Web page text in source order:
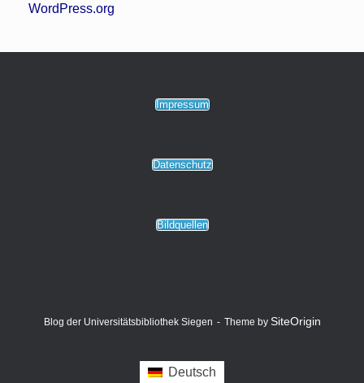
WordPress.org
Impressum
Datenschutz
Bildquellen
Blog der Universitätsbibliothek Siegen Theme by SiteOrigin
Deutsch